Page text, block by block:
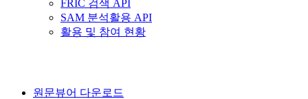
FRIC 검색 API
SAM 분석활용 API
활용 및 참여 현황
원문뷰어 다운로드